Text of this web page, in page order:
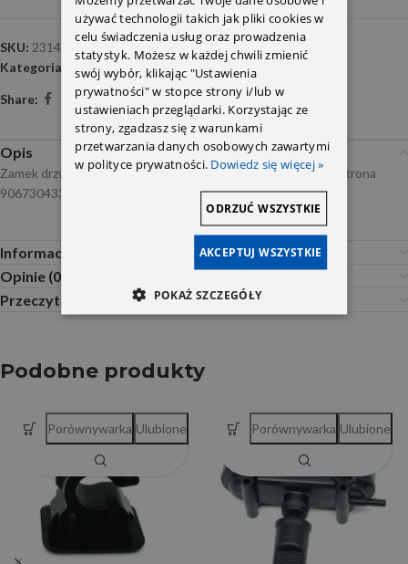
SKU: 2314518
Kategoria:
Zamki klamki rygle zawiasy
Share:
Opis
Zamek drzwi Sprinter DB906 przesuwnych środkowy Prawa strona
9067304335 9067301900 Metzger
Informacje dodatkowe
Opinie (0)
Przeczytaj Przed Zakupem
Podobne produkty
Porównywarka Ulubione Porównywarka Ulubione
używać technologii takich jak pliki cookies w
celu świadczenia usług oraz prowadzenia
statystyk. Możesz w każdej chwili zmienić
swój wybór, klikając "Ustawienia
prywatności" w stopce strony i/lub w
ustawieniach przeglądarki. Korzystając ze
strony, zgadzasz się z warunkami
przetwarzania danych osobowych zawartymi
w polityce prywatności. Dowiedz się więcej »
AKCEPTUJ WSZYSTKIE
ODRZUĆ WSZYSTKIE
POKAŻ SZCZEGÓŁY